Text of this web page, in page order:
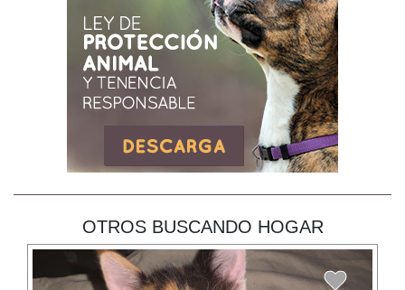
OTROS BUSCANDO HOGAR